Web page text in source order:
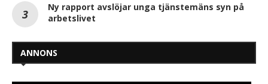
Ny rapport avslöjar unga tjänstemäns syn på
arbetslivet
ANNONS